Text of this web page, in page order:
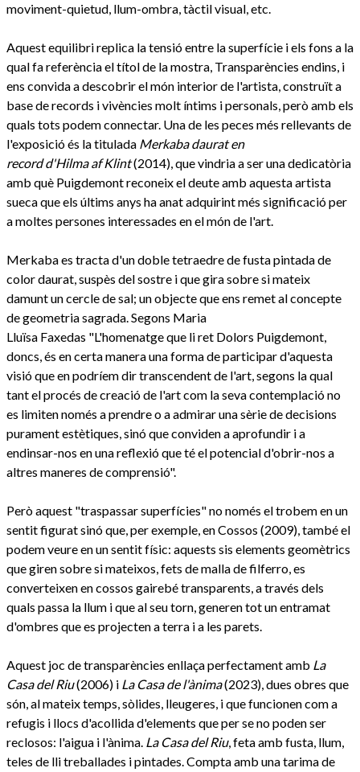
moviment-quietud, llum-ombra, tàctil visual, etc.
Aquest equilibri replica la tensió entre la superfície i els fons a la
qual fa referència el títol de la mostra, Transparències endins, i
ens convida a descobrir el món interior de l'artista, construït a
base de records i vivències molt íntims i personals, però amb els
quals tots podem connectar. Una de les peces més rellevants de
l'exposició és la titulada Merkaba daurat en
record d'Hilma af Klint(2014), que vindria a ser una dedicatòria
amb què Puigdemont reconeix el deute amb aquesta artista
sueca que els últims anys ha anat adquirint més significació per
a moltes persones interessades en el món de l'art.
Merkaba es tracta d'un doble tetraedre de fusta pintada de
color daurat, suspès del sostre i que gira sobre si mateix
damunt un cercle de sal; un objecte que ens remet al concepte
de geometria sagrada. Segons Maria
Lluïsa Faxedas "L'homenatge que li ret Dolors Puigdemont,
doncs, és en certa manera una forma de participar d'aquesta
visió que en podríem dir transcendent de l'art, segons la qual
tant el procés de creació de l'art com la seva contemplació no
es limiten només a prendre o a admirar una sèrie de decisions
purament estètiques, sinó que conviden a aprofundir i a
endinsar-nos en una reflexió que té el potencial d'obrir-nos a
altres maneres de comprensió".
Però aquest "traspassar superfícies" no només el trobem en un
sentit figurat sinó que, per exemple, en Cossos (2009), també el
podem veure en un sentit físic: aquests sis elements geomètrics
que giren sobre si mateixos, fets de malla de filferro, es
converteixen en cossos gairebé transparents, a través dels
quals passa la llum i que al seu torn, generen tot un entramat
d'ombres que es projecten a terra i a les parets.
Aquest joc de transparències enllaça perfectament amb La
Casa del Riu(2006) i La Casa de l'ànima(2023), dues obres que
són, al mateix temps, sòlides, lleugeres, i que funcionen com a
refugis i llocs d'acollida d'elements que per se no poden ser
reclosos: l'aigua i l'ànima. La Casa del Riu, feta amb fusta, llum,
teles de lli treballades i pintades. Compta amb una tarima de